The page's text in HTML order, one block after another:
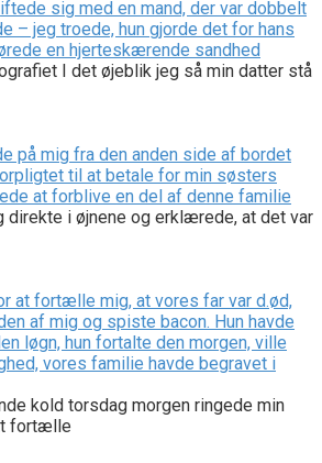
sig med en mand, der var dobbelt
– jeg troede, hun gjorde det for hans
en hjerteskærende sandhed
I det øjeblik jeg så min datter stå
på mig fra den anden side af bordet
til at betale for min søsters
at forblive en del af denne familie
i øjnene og erklærede, at det var
at fortælle mig, at vores far var d.ød,
af mig og spiste bacon. Hun havde
løgn, hun fortalte den morgen, ville
vores familie havde begravet i
kold torsdag morgen ringede min
fortælle